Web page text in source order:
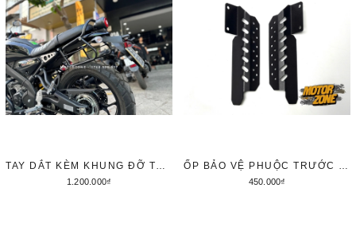
TAY DẮT KÈM KHUNG ĐỠ TÚI CHO XSR155
1.200.000₫
ỐP BẢO VỆ PHUỘC TRƯỚC XSR 155 KIỂU SCRAMBLER
450.000₫